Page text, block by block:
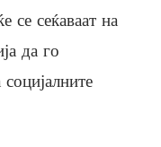
се сеќаваат на
да го